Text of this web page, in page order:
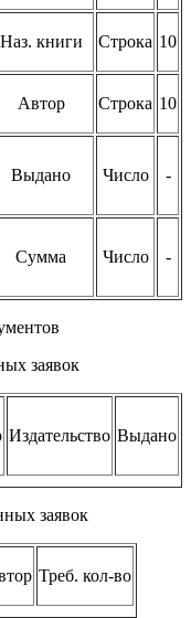
Наз. книги Строка 10
Автор Строка 10
Выдано Число -
Сумма Число -
заявок
Издательство Выдано
заявок
Треб. кол-во